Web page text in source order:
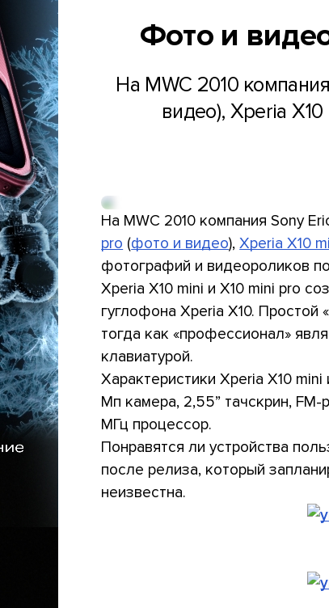
Фото и
На MWC 2010
видео), Xperia
На MWC 2010 компания Sony
pro (фото и видео),Xperia X10
фотографий и видеороликов
Xperia X10 mini и X10 mini pro
гуглофона Xperia X10.
тогда как «профессионал»
клавиатурой.
Характеристики Xperia X10
Мп камера, 2,55” тачскрин,
МГц процессор.
Понравятся ли устройства
после релиза, который
неизвестна.